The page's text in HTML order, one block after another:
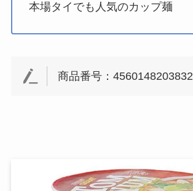
本場タイでも人気のカップ麺
商品番号：4560148203832